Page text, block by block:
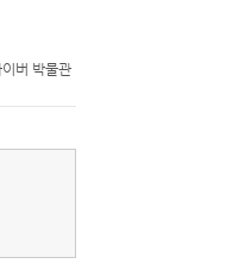
버 박물관